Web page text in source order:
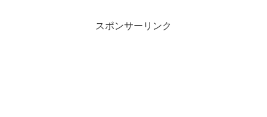
スポンサーリンク